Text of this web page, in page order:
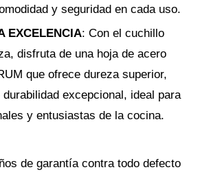
y seguridad en cada uso.
EXCELENCIA: Con el cuchillo
disfruta de una hoja de acero
que ofrece dureza superior,
excepcional, ideal para
y entusiastas de la cocina.
de garantía contra todo defecto